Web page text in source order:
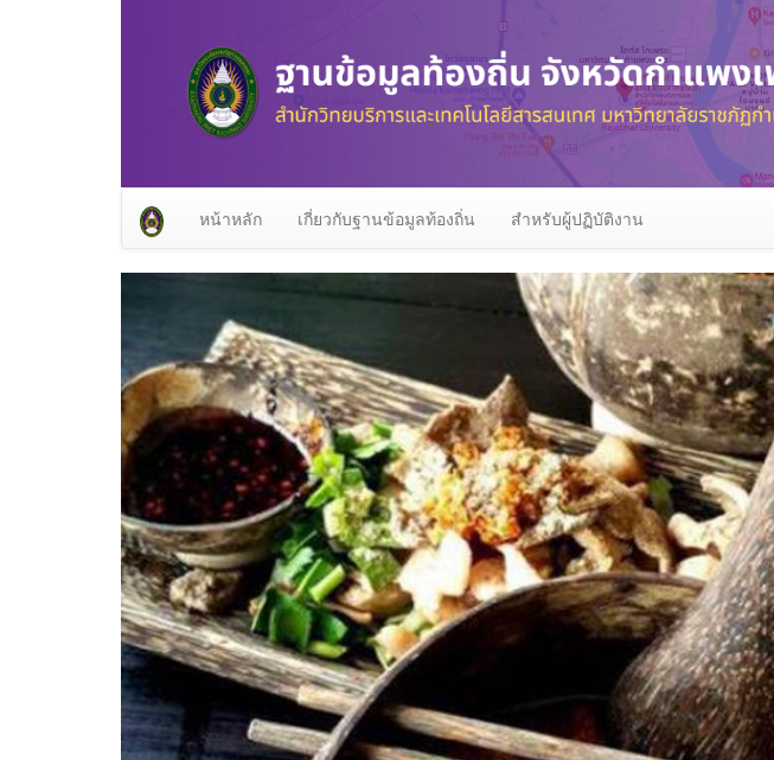
หน้าหลัก เกี่ยวกับฐานข้อมูลท้องถิ่น สำหรับผู้ปฏิบัติงาน